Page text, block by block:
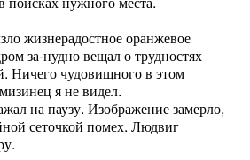
жизнерадостное оранжевое
за-нудно вещал о трудностях
Ничего чудовищного в этом
я не видел.
на паузу. Изображение замерло,
сеточкой помех. Людвиг